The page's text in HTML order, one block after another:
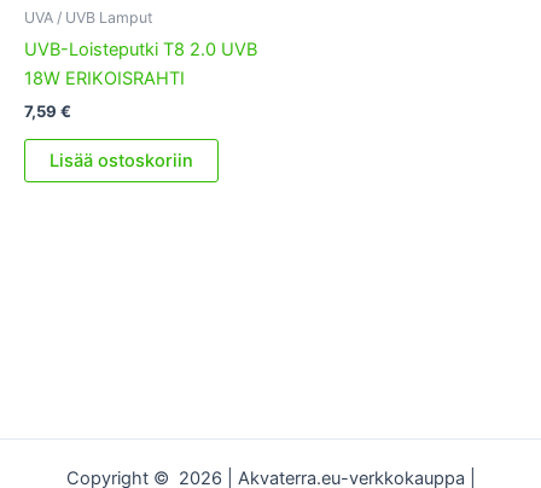
UVA / UVB Lamput
UVB-Loisteputki T8 2.0 UVB
18W ERIKOISRAHTI
7,59 €
Lisää ostoskoriin
Copyright © 2026 | Akvaterra.eu-verkkokauppa |